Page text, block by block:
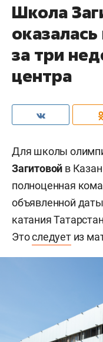
Школа
за три
центра
Для школы
Загитовой в
полноценная
объявленной
катания
Этоследуетиз